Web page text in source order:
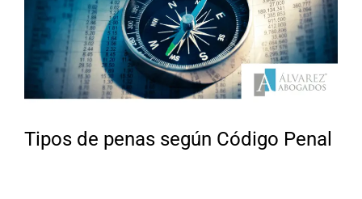
Tipos de penas según Código Penal